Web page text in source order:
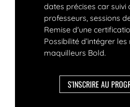
dates précises car suivi
professeurs, sessions
Remise d'une
Possibilité d’intégrer
maquilleurs Bold.
S'INSCRIRE AU